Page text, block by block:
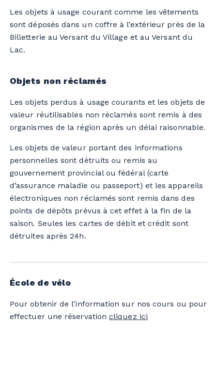
Les objets à usage courant comme les vêtements
sont déposés dans un coffre à l’extérieur près de la
Billetterie au Versant du Village et au Versant du
Lac.
Objets non réclamés
Les objets perdus à usage courants et les objets de
valeur réutilisables non réclamés sont remis à des
organismes de la région après un délai raisonnable.
Les objets de valeur portant des informations
personnelles sont détruits ou remis au
gouvernement provincial ou fédéral (carte
d’assurance maladie ou passeport) et les appareils
électroniques non réclamés sont remis dans des
points de dépôts prévus à cet effet à la fin de la
saison. Seules les cartes de débit et crédit sont
détruites après 24h.
École de vélo
Pour obtenir de l’information sur nos cours ou pour
effectuer une réservationcliquez ici